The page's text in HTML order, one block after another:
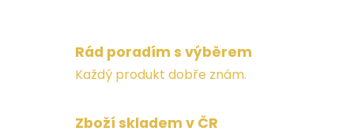
Rád poradím s výběrem
Každý produkt dobře znám.
Zboží skladem v ČR